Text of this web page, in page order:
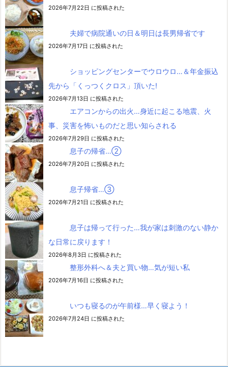
2026年7月22日 に投稿された
夫婦で病院通いの日＆明日は長男帰省です
2026年7月17日 に投稿された
ショッピングセンターでウロウロ…＆年金振込
先から「くっつくクロス」頂いた!
2026年7月13日 に投稿された
エアコンからの出火…身近に起こる地震、火
事、災害を怖いものだと思い知らされる
2026年7月29日 に投稿された
息子の帰省…②
2026年7月20日 に投稿された
息子帰省…③
2026年7月21日 に投稿された
息子は帰って行った…我が家は刺激のない静か
な日常に戻ります！
2026年8月3日 に投稿された
整形外科へ＆夫と買い物…気が短い私
2026年7月16日 に投稿された
いつも寝るのが午前様…早く寝よう！
2026年7月24日 に投稿された